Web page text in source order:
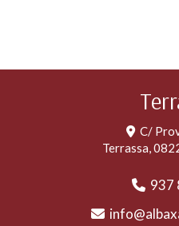
C/
Terrassa,
937
info